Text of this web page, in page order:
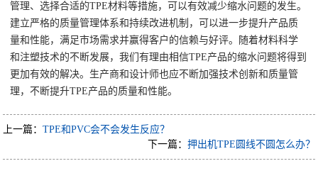
管理、选择合适的TPE材料等措施，可以有效减少缩水问题的发生。
建立严格的质量管理体系和持续改进机制，可以进一步提升产品质
量和性能，满足市场需求并赢得客户的信赖与好评。随着材料科学
和注塑技术的不断发展，我们有理由相信TPE产品的缩水问题将得到
更加有效的解决。生产商和设计师也应不断加强技术创新和质量管
理，不断提升TPE产品的质量和性能。
上一篇：TPE和PVC会不会发生反应？
下一篇： 押出机TPE圆线不圆怎么办？